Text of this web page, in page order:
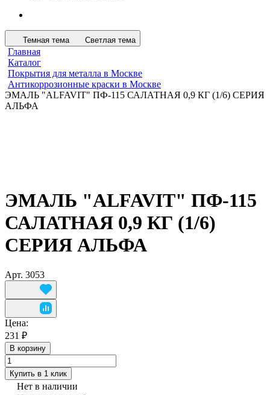
Темная тема Светлая тема
Главная
Каталог
Покрытия для металла в Москве
Антикоррозионные краски в Москве
ЭМАЛЬ "ALFAVIT" ПФ-115 САЛАТНАЯ 0,9 КГ (1/6) СЕРИЯ
АЛЬФА
ЭМАЛЬ "ALFAVIT" ПФ-115
САЛАТНАЯ 0,9 КГ (1/6)
СЕРИЯ АЛЬФА
Арт. 3053
Цена:
231 ₽
В корзину
Купить в 1 клик
Нет в наличии